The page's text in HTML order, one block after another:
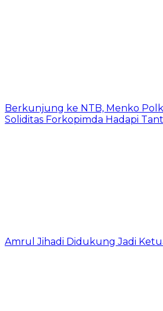
Berkunjung ke NTB, Menko
Soliditas Forkopimda Hadapi
Amrul Jihadi Didukung Jadi